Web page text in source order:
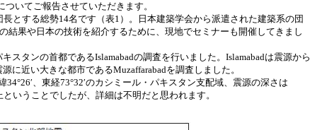
いてご報告させていただきます。
とする総勢14名です（表1）。日本建築学会から派遣された建築系の団
果や日本の技術を紹介するために、現地でセミナーも開催してきまし
タンの首都であるIslamabadの調査を行いました。Islamabadは震源から
に近い大きな都市であるMuzaffarabadを調査しました。
、東経73°32′のカシミール・パキスタン支配域、震源の深さは
いうことでしたが、詳細は不明だと思われます。